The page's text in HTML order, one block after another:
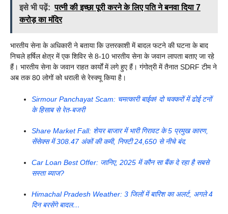
इसे भी पढ़ें: पत्नी की इच्छा पूरी करने के लिए पति ने बनवा दिया 7
करोड़ का मंदिर
भारतीय सेना के अधिकारी ने बताया कि उत्तरकाशी में बादल फटने की घटना के बाद
निचले हर्षिल क्षेत्र में एक शिविर से 8-10 भारतीय सेना के जवान लापता बताए जा रहे
हैं। भारतीय सेना के जवान राहत कार्यों में लगे हुए हैं। गंगोत्री में तैनात SDRF टीम ने
अब तक 80 लोगों को धराली से रेस्क्यू किया है।
Sirmour Panchayat Scam: चमत्कारी बाईक! दो चक्करों में ढोई टनों
के हिसाब से रेत-बजरी
Share Market Fall: शेयर बाजार में भारी गिरावट के 5 प्रमुख कारण,
सेंसेक्स में 308.47 अंकों की कमी, निफ्टी 24,650 से नीचे बंद.
Car Loan Best Offer: जानिए, 2025 में कौन सा बैंक दे रहा है सबसे
सस्ता ब्याज?
Himachal Pradesh Weather: 3 जिलों में बारिश का अलर्ट, अगले 4
दिन बरसेंगे बादल…